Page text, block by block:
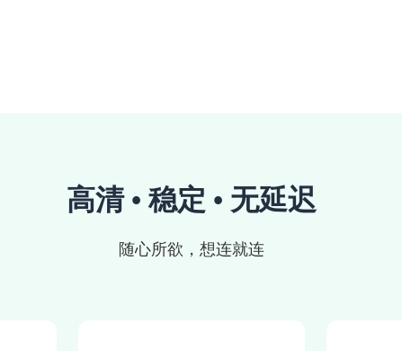
高清 • 稳定 • 无延迟
随心所欲，想连就连